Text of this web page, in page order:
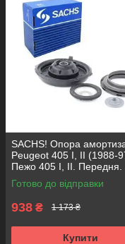
SACHS! Опора
Peugeot 405 I, II (1988-
Пежо 405 I, II. Передня.
SM1553 , 803023 ,
VKDA35336
Готово до відправки
938 ₴ 1 173 ₴
Купити